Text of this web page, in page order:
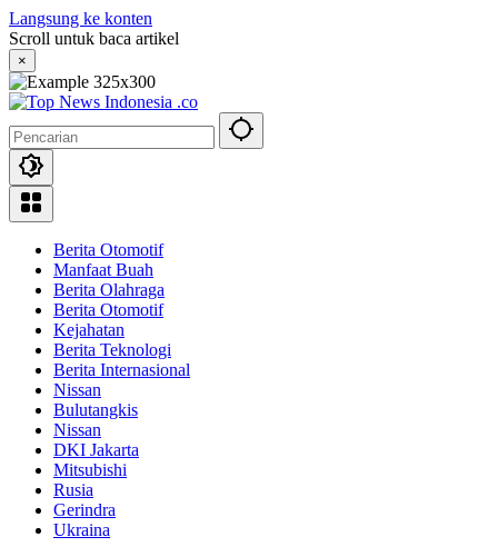
Langsung ke konten
Scroll untuk baca artikel
×
Berita Otomotif
Manfaat Buah
Berita Olahraga
Berita Otomotif
Kejahatan
Berita Teknologi
Berita Internasional
Nissan
Bulutangkis
Nissan
DKI Jakarta
Mitsubishi
Rusia
Gerindra
Ukraina